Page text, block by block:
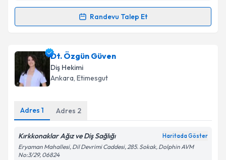
kapsamda işlenmesini kabul ediyorum.
Randevu Talep Et
Randevu Takvimi Talebi
Dt. Furkan Koçkayaiçin randevu takvimi talebi
oluşturun. Size bu uzmandan randevu almanız için bir
takvim hazırlandığında e-posta ile bilgilendireceğiz.
Kişisel verilerimin işlenmesine ilişkinAydınlatma
Metni
Dt. Özgün Güven
Diş Hekimi
Ankara, Etimesgut
Adres 1 Adres 2
Kırkkonaklar Ağız ve Diş Sağlığı Haritada Göster
Eryaman Mahallesi, Dil Devrimi Caddesi, 285. Sokak, Dolphin AVM
No:3/29, 06824